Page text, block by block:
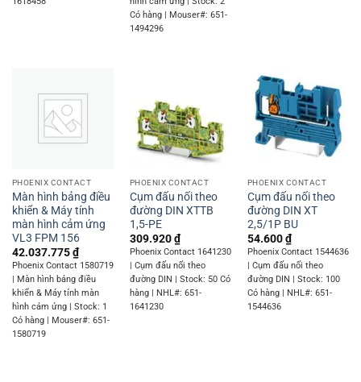
Có hàng | Mouser#: 651-
1494296
PHOENIX CONTACT
Màn hình bảng điều
khiển & Máy tính
màn hình cảm ứng
VL3 FPM 156
42.037.775₫
Phoenix Contact 1580719
| Màn hình bảng điều
khiển & Máy tính màn
hình cảm ứng | Stock: 1
Có hàng | Mouser#: 651-
1580719
PHOENIX CONTACT
Cụm đấu nối theo
đường DIN XTTB
1,5-PE
309.920₫
Phoenix Contact 1641230
| Cụm đấu nối theo
đường DIN | Stock: 50 Có
hàng | NHL#: 651-
1641230
PHOENIX CONTACT
Cụm đấu nối theo
đường DIN XT
2,5/1P BU
54.600₫
Phoenix Contact 1544636
| Cụm đấu nối theo
đường DIN | Stock: 100
Có hàng | NHL#: 651-
1544636